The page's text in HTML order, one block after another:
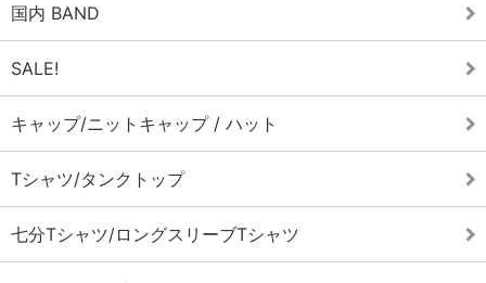
2025/11/15
STRANGER THINGS (ストレンジャー シングス 未知の世界)
スウェット、Tシャツ入荷!
海外オフィシャル バンドパーカー、スウェット、tシャツ各種
入荷! » MORE
2025/11/7
POWELL PERALTA (パウエル ペラルタ) パーカー入荷!
» MORE
国内 BAND
SALE!
キャップ/ニットキャップ / ハット
Tシャツ/タンクトップ
七分Tシャツ/ロングスリーブTシャツ